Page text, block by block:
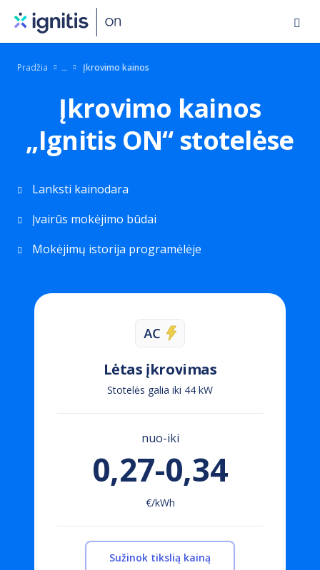
turinįPradžia Įkrovimo kainos
Įkrovimo kainos
„Ignitis ON“ stotelėse
Lanksti kainodara
Įvairūs mokėjimo būdai
Mokėjimų istorija programėlėje
Lėtas įkrovimas
Stotelės galia iki 44 kW
nuo-iki
0,27-0,34
€/kWh
Sužinok tikslią kainą